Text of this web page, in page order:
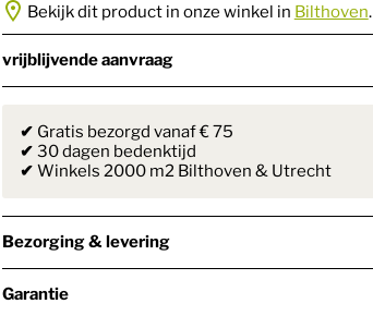
Bekijk dit product in onze winkel in Bilthoven.
vrijblijvende aanvraag
✔ Gratis bezorgd vanaf € 75
✔ 30 dagen bedenktijd
✔ Winkels 2000 m2 Bilthoven & Utrecht
Bezorging & levering
Garantie